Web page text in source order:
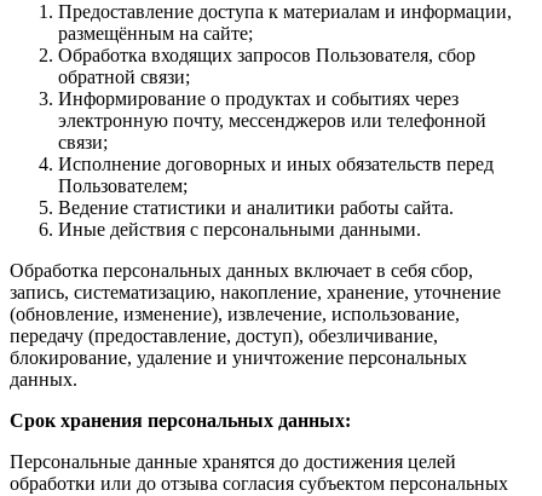
Предоставление доступа к материалам и информации,
размещённым на сайте;
Обработка входящих запросов Пользователя, сбор
обратной связи;
Информирование о продуктах и событиях через
электронную почту, мессенджеров или телефонной
связи;
Исполнение договорных и иных обязательств перед
Пользователем;
Ведение статистики и аналитики работы сайта.
Иные действия с персональными данными.
Обработка персональных данных включает в себя сбор,
запись, систематизацию, накопление, хранение, уточнение
(обновление, изменение), извлечение, использование,
передачу (предоставление, доступ), обезличивание,
блокирование, удаление и уничтожение персональных
данных.
Срок хранения персональных данных:
Персональные данные хранятся до достижения целей
обработки или до отзыва согласия субъектом персональных